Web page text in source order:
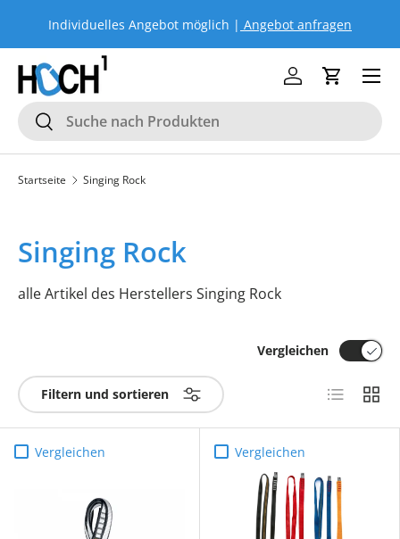
DIREKT ZUM INHALT
Individuelles Angebot möglich | Angebot anfragen
Suchen
Suchen
Einloggen
Menü
Startseite Singing Rock
Singing Rock
alle Artikel des Herstellers Singing Rock
Filtern und sortieren
Vergleichen
Vergleichen Vergleichen